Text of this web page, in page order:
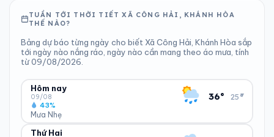
TUẦN TỚI THỜI TIẾT XÃ CÔNG HẢI, KHÁNH HÒA
THẾ NÀO?
Bảng dự báo từng ngày cho biết Xã Công Hải, Khánh Hòa sắp
tới ngày nào nắng ráo, ngày nào cần mang theo áo mưa, tính
từ 09/08/2026.
Hôm nay
09/08
Mưa Nhẹ
43%
36° 25°
▾
ĐỘ ẨM
Thứ Hai